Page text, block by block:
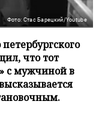
Фото: Стас Барецкий/Youtube
что тот
с мужчиной в